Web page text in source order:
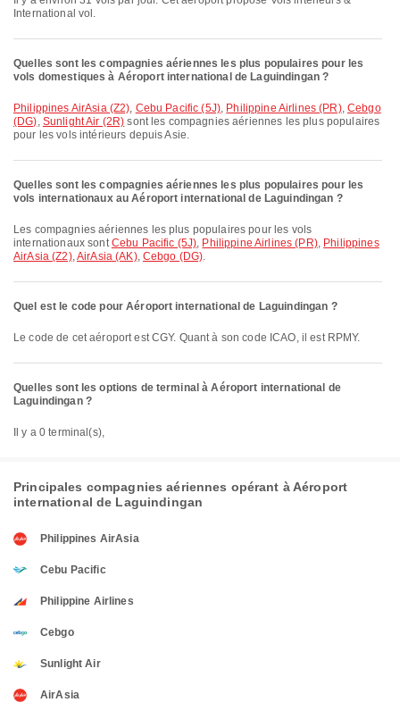
International vol.
Quelles sont les compagnies aériennes les plus populaires pour les
vols domestiques à Aéroport international de Laguindingan ?
Philippines AirAsia (Z2), Cebu Pacific (5J), Philippine Airlines (PR), Cebgo
(DG), Sunlight Air (2R) sont les compagnies aériennes les plus populaires
pour les vols intérieurs depuis Asie.
Quelles sont les compagnies aériennes les plus populaires pour les
vols internationaux au Aéroport international de Laguindingan ?
Les compagnies aériennes les plus populaires pour les vols
internationaux sontCebu Pacific (5J), Philippine Airlines (PR), Philippines
AirAsia (Z2),AirAsia (AK), Cebgo (DG).
Quel est le code pour Aéroport international de Laguindingan ?
Le code de cet aéroport est CGY. Quant à son code ICAO, il est RPMY.
Quelles sont les options de terminal à Aéroport international de
Laguindingan ?
Il y a 0 terminal(s),
Principales compagnies aériennes opérant à Aéroport
international de Laguindingan
Philippines AirAsia
Cebu Pacific
Philippine Airlines
Cebgo
Sunlight Air
AirAsia